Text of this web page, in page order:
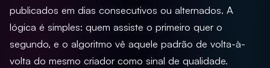
publicados em dias consecutivos ou alternados. A
lógica é simples: quem assiste o primeiro quer o
segundo, e o algoritmo vê aquele padrão de volta-à-
volta do mesmo criador como sinal de qualidade.